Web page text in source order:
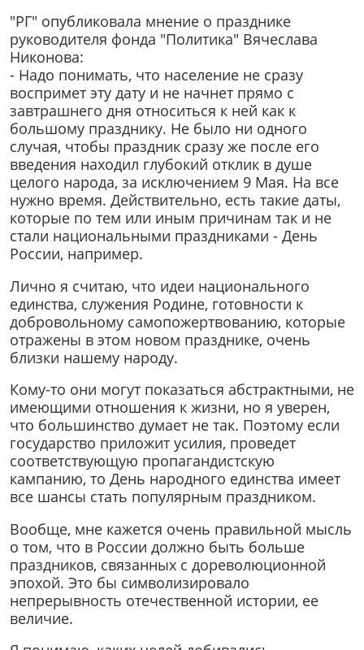
"РГ" опубликовала мнение о празднике
руководителя фонда "Политика" Вячеслава
Никонова:
- Надо понимать, что население не сразу
воспримет эту дату и не начнет прямо с
завтрашнего дня относиться к ней как к
большому празднику. Не было ни одного
случая, чтобы праздник сразу же после его
введения находил глубокий отклик в душе
целого народа, за исключением 9 Мая. На все
нужно время. Действительно, есть такие даты,
которые по тем или иным причинам так и не
стали национальными праздниками - День
России, например.
Лично я считаю, что идеи национального
единства, служения Родине, готовности к
добровольному самопожертвованию, которые
отражены в этом новом празднике, очень
близки нашему народу.
Кому-то они могут показаться абстрактными, не
имеющими отношения к жизни, но я уверен,
что большинство думает не так. Поэтому если
государство приложит усилия, проведет
соответствующую пропагандистскую
кампанию, то День народного единства имеет
все шансы стать популярным праздником.
Вообще, мне кажется очень правильной мысль
о том, что в России должно быть больше
праздников, связанных с дореволюционной
эпохой. Это бы символизировало
непрерывность отечественной истории, ее
величие.